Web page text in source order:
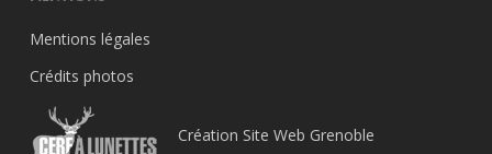
Mentions légales
Crédits photos
Création Site Web Grenoble